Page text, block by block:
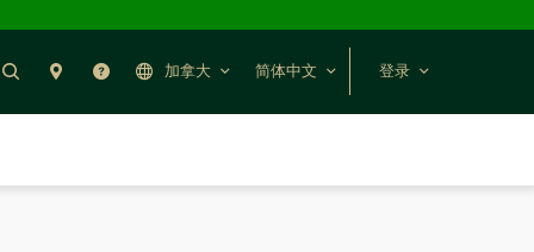
搜索 分行预约帮助 加拿大 简体中文 登录